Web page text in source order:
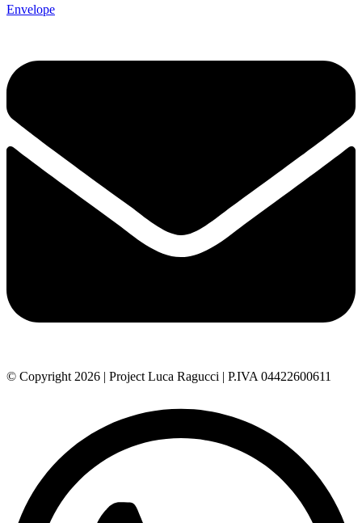
Envelope
© Copyright 2026 | Project Luca Ragucci | P.IVA 04422600611